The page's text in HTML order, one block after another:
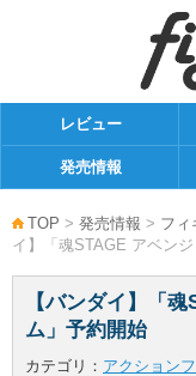
レビュー
発売情報
TOP > 発売情報 > フィ
イ】「魂STAGE アベン
【バンダイ】「
ム」予約開始
カテゴリ： アクション